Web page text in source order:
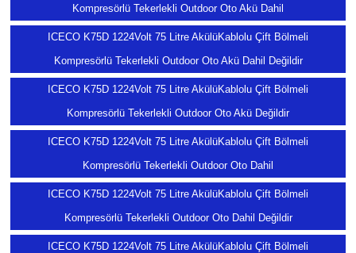
Kompresörlü Tekerlekli Outdoor Oto Akü Dahil
ICECO K75D 1224Volt 75 Litre AkülüKablolu Çift Bölmeli
Kompresörlü Tekerlekli Outdoor Oto Akü Dahil Değildir
ICECO K75D 1224Volt 75 Litre AkülüKablolu Çift Bölmeli
Kompresörlü Tekerlekli Outdoor Oto Akü Değildir
ICECO K75D 1224Volt 75 Litre AkülüKablolu Çift Bölmeli
Kompresörlü Tekerlekli Outdoor Oto Dahil
ICECO K75D 1224Volt 75 Litre AkülüKablolu Çift Bölmeli
Kompresörlü Tekerlekli Outdoor Oto Dahil Değildir
ICECO K75D 1224Volt 75 Litre AkülüKablolu Çift Bölmeli